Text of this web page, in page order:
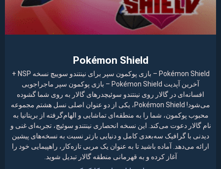
Pokémon Shield
Pokémon Shield – بازی پوکمون سپر برای نینتندو سوییچ نسخه NSP +
آخرین آپدیت Pokémon Shield – بازی پوکمون سپر ماجراجویی
افسانه‌ای در گالار روی نینتندو سوئیچدرهای گالار به روی شما گشوده
می‌شود! Pokémon Shield، یکی از دو عنوان اصلی نسل هشتم مجموعه
محبوب پوکمون، شما را به منطقه‌ای تماشایی و الهام‌گرفته از بریتانیا به
نام گالار دعوت می‌کند. این نسخه انحصاری نینتندو سوئیچ، تجربه‌ای غنی و
دیدنی با گرافیک سه‌بعدی کامل و دنیایی بازتر نسبت به نسخه‌های پیشین
ارائه می‌دهد. آماده باشید تا به عنوان یک مربی تازه‌کار، راهپیمایی خود را
آغاز کرده و به قهرمانی منطقه گالار تبدیل شوید.